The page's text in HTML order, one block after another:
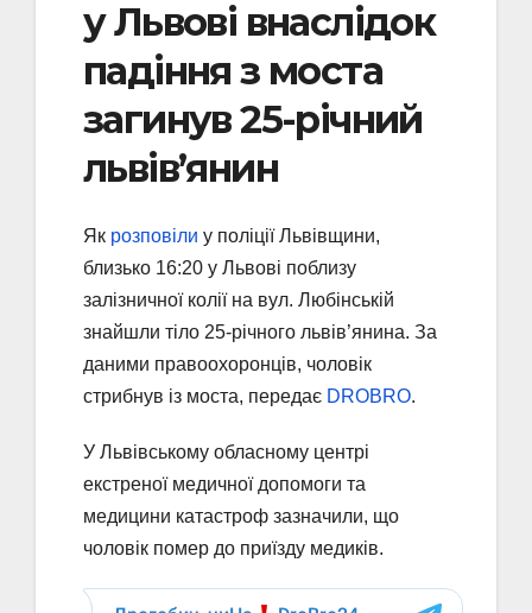
у Львові внаслідок
падіння з моста
загинув 25-річний
львів’янин
Як розповіли у поліції Львівщини,
близько 16:20 у Львові поблизу
залізничної колії на вул. Любінській
знайшли тіло 25-річного львів’янина. За
даними правоохоронців, чоловік
стрибнув із моста, передає DROBRO.
У Львівському обласному центрі
екстреної медичної допомоги та
медицини катастроф зазначили, що
чоловік помер до приїзду медиків.